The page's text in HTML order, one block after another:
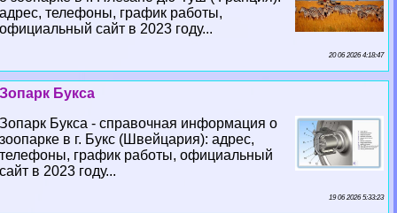
адрес, телефоны, график работы,
официальный сайт в 2023 году...
20 06 2026 4:18:47
Зопарк Букса
Зопарк Букса - справочная информация о
зоопарке в г. Букс (Швейцария): адрес,
телефоны, график работы, официальный
сайт в 2023 году...
19 06 2026 5:33:23